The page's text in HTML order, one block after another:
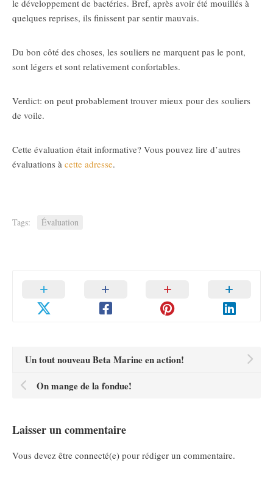
le développement de bactéries. Bref, après avoir été mouillés à
quelques reprises, ils finissent par sentir mauvais.
Du bon côté des choses, les souliers ne marquent pas le pont,
sont légers et sont relativement confortables.
Verdict: on peut probablement trouver mieux pour des souliers
de voile.
Cette évaluation était informative? Vous pouvez lire d’autres
évaluations à cette adresse.
Tags: Évaluation
Un tout nouveau Beta Marine en action!
On mange de la fondue!
Laisser un commentaire
Vous devez être connecté(e) pour rédiger un commentaire.